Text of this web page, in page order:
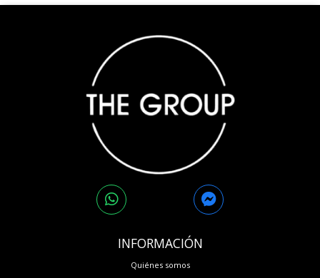
INFORMACIÓN
Quiénes somos